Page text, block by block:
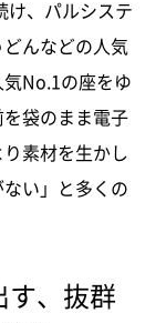
け、パルシステ
んなどの人気
No.1の座をゆ
袋のまま電子
り素材を生かし
い」と多くの
す、抜群